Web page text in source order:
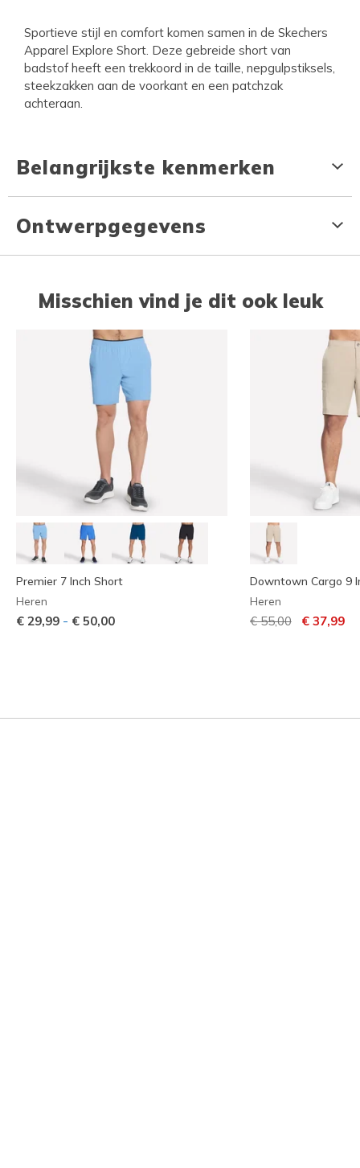
Sportieve stijl en comfort komen samen in de Skechers
Apparel Explore Short. Deze gebreide short van
badstof heeft een trekkoord in de taille, nepgulpstiksels,
steekzakken aan de voorkant en een patchzak
achteraan.
Belangrijkste kenmerken
Ontwerpgegevens
Misschien vind je dit ook leuk
Premier 7 Inch Short
Heren
€ 29,99 - € 50,00
Downtown Cargo 9
Heren
Prijs verlaagd van
€ 55,00naar
€ 37,99